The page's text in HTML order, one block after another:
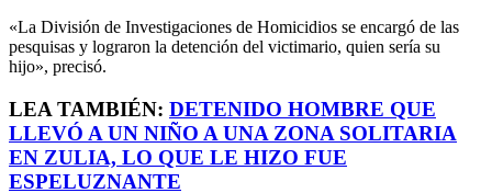
«La División de Investigaciones de Homicidios se encargó de las
pesquisas y lograron la detención del victimario, quien sería su
hijo», precisó.
LEA TAMBIÉN: DETENIDO HOMBRE QUE
LLEVÓ A UN NIÑO A UNA ZONA SOLITARIA
EN ZULIA, LO QUE LE HIZO FUE
ESPELUZNANTE